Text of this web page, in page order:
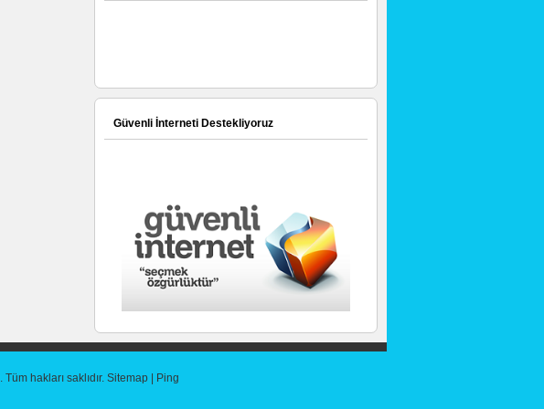
Güvenli İnterneti Destekliyoruz
. Tüm hakları saklıdır. Sitemap Ping